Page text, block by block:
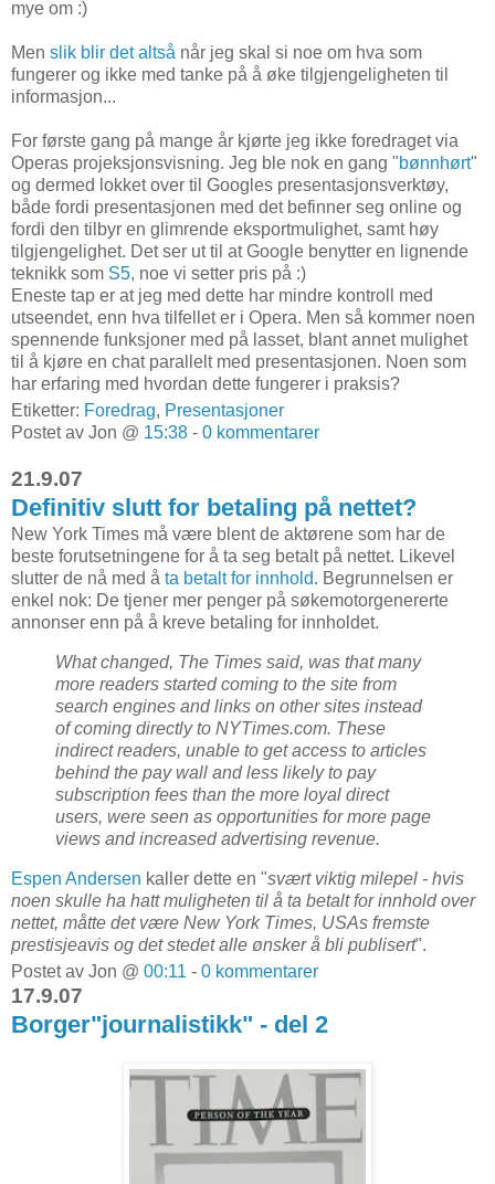
mye om :)
Men slik blir det altså når jeg skal si noe om hva som
fungerer og ikke med tanke på å øke tilgjengeligheten til
informasjon...
For første gang på mange år kjørte jeg ikke foredraget via
Operas projeksjonsvisning. Jeg ble nok en gang "bønnhørt"
og dermed lokket over til Googles presentasjonsverktøy,
både fordi presentasjonen med det befinner seg online og
fordi den tilbyr en glimrende eksportmulighet, samt høy
tilgjengelighet. Det ser ut til at Google benytter en lignende
teknikk som S5, noe vi setter pris på :)
Eneste tap er at jeg med dette har mindre kontroll med
utseendet, enn hva tilfellet er i Opera. Men så kommer noen
spennende funksjoner med på lasset, blant annet mulighet
til å kjøre en chat parallelt med presentasjonen. Noen som
har erfaring med hvordan dette fungerer i praksis?
Etiketter: Foredrag, Presentasjoner
Postet av Jon @ 15:38 - 0 kommentarer
21.9.07
Definitiv slutt for betaling på nettet?
New York Times må være blent de aktørene som har de
beste forutsetningene for å ta seg betalt på nettet. Likevel
slutter de nå med å ta betalt for innhold. Begrunnelsen er
enkel nok: De tjener mer penger på søkemotorgenererte
annonser enn på å kreve betaling for innholdet.
What changed, The Times said, was that many
more readers started coming to the site from
search engines and links on other sites instead
of coming directly to NYTimes.com. These
indirect readers, unable to get access to articles
behind the pay wall and less likely to pay
subscription fees than the more loyal direct
users, were seen as opportunities for more page
views and increased advertising revenue.
Espen Andersen kaller dette en "svært viktig milepel - hvis
noen skulle ha hatt muligheten til å ta betalt for innhold over
nettet, måtte det være New York Times, USAs fremste
prestisjeavis og det stedet alle ønsker å bli publisert".
Postet av Jon @ 00:11 - 0 kommentarer
17.9.07
Borger"journalistikk" - del 2